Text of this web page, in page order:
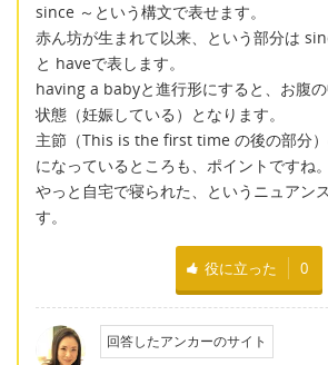
since ～という構文で表せます。
赤ん坊が生まれて以来、という部分は
と haveで表します。
having a babyと進行形にすると、お腹
状態（妊娠している）となります。
主節（This is the first time の後の部分
になっているところも、ポイントですね。
やっと自宅で寝られた、というニュアン
す。
役に立った 0
回答したアンカーのサイト